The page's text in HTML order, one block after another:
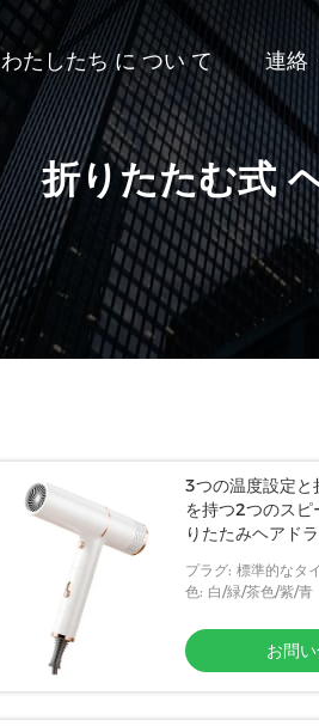
わたしたち に つい て 連絡
折りたたむ式
3つの温度設定と
を持つ2つのス
りたたみヘアド
プラグ: 標準的なタ
色: 白/緑/茶色/紫/青
お問